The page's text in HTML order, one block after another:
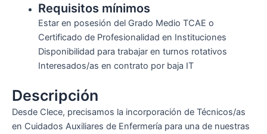
Requisitos mínimos
Estar en posesión del Grado Medio TCAE o
Certificado de Profesionalidad en Instituciones
Disponibilidad para trabajar en turnos rotativos
Interesados/as en contrato por baja IT
Descripción
Desde Clece, precisamos la incorporación de Técnicos/as
en Cuidados Auxiliares de Enfermería para una de nuestras